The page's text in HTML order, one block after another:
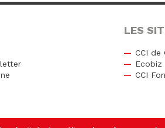
LES
CCI de
Ecobiz
CCI